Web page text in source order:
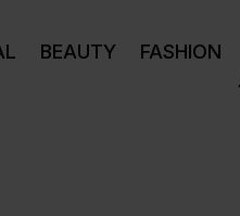
BEAUTY FASHION